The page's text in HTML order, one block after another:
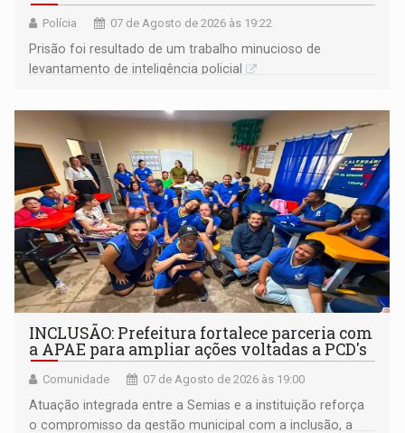
Polícia 07 de Agosto de 2026 às 19:22
Prisão foi resultado de um trabalho minucioso de
levantamento de inteligência policial
INCLUSÃO: Prefeitura fortalece parceria com
a APAE para ampliar ações voltadas a PCD's
Comunidade 07 de Agosto de 2026 às 19:00
Atuação integrada entre a Semias e a instituição reforça
o compromisso da gestão municipal com a inclusão, a